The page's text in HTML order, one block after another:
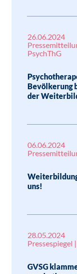
26.06.2024
PsychThG
Bevölkerung
der
06.06.2024
uns!
28.05.2024
Pressespiegel
GVSG